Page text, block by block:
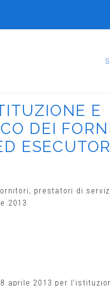
E
DEI
prestatori di
2013
aprile 2013 per